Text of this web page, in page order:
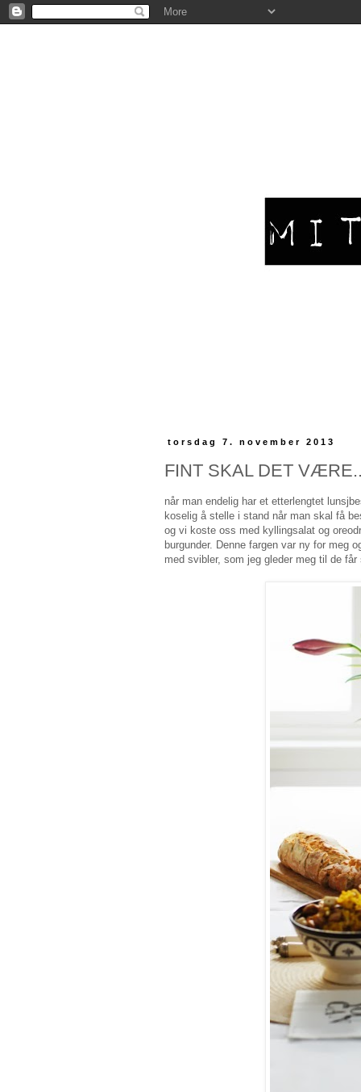
torsdag 7. november 2013
FINT SKAL DET
når man endelig har et etterlengtet
koselig å stelle i stand når man skal få
og vi koste oss med kyllingsalat og
burgunder. Denne fargen var ny for meg
med svibler, som jeg gleder meg til de